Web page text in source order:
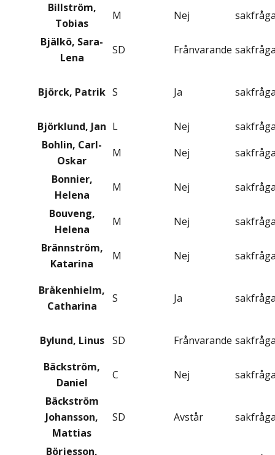
Billström,
Tobias
M Nej
Bjälkö, Sara-
Lena
SD Frånvarande
Björck, Patrik S Ja
Björklund, Jan L Nej
Bohlin, Carl-
Oskar
M Nej
Bonnier,
Helena
M Nej
Bouveng,
Helena
M Nej
Brännström,
Katarina
M Nej
Bråkenhielm,
Catharina
S Ja
Bylund, Linus SD Frånvarande
Bäckström,
Daniel
C Nej
Bäckström
Johansson,
Mattias
SD Avstår
Börjesson,